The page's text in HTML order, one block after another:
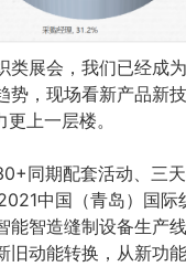
类展会，我们已经成
势，现场看新产品新
上一层楼。
同期配套活动、三
中国（青岛）国际
能智造缝制设备生产
旧动能转换，从新功